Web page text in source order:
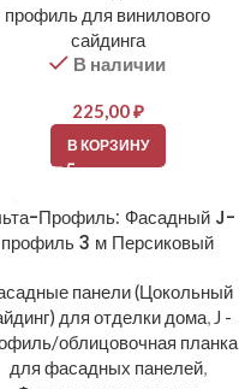
профиль для винилового
сайдинга
В наличии
225,00₽
В КОРЗИНУ
Профиль: Фасадный J-
профиль 3 м Персиковый
панели (Цокольный
для отделки дома, J -
облицовочная планка
для фасадных панелей,